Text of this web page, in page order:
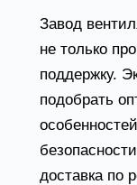
Завод
не только
поддержку.
подобрать
доставка по